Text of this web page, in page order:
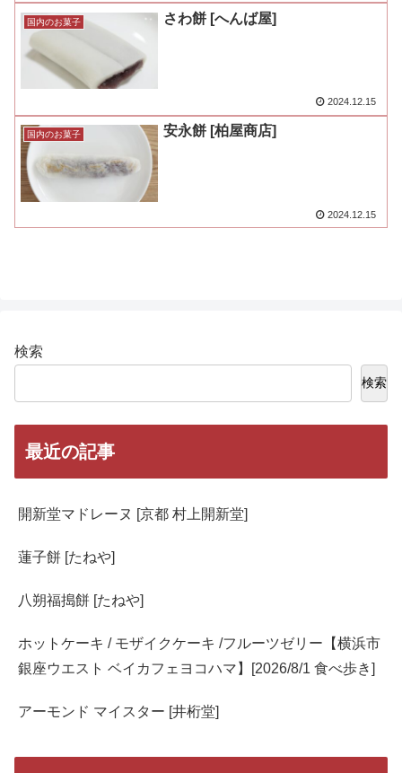
国内のお菓子 さわ餅 [へんば屋]
2024.12.15
国内のお菓子 安永餅 [柏屋商店]
2024.12.15
検索
検索
最近の記事
開新堂マドレーヌ [京都 村上開新堂]
蓮子餅 [たねや]
八朔福搗餅 [たねや]
ホットケーキ / モザイクケーキ /フルーツゼリー【横浜市
銀座ウエスト ベイカフェヨコハマ】[2026/8/1 食べ歩き]
アーモンド マイスター [井桁堂]